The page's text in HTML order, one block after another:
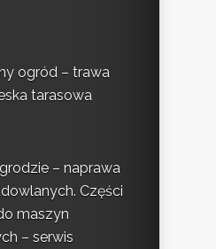
ogród – trawa
tarasowa
– naprawa
Części
maszyn
– serwis